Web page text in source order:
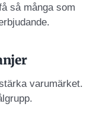
så många som
varumärket.